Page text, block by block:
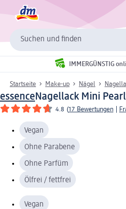
Suchen und finden
IMMERGÜNSTIG
Startseite Make-up Nägel
essenceNagellack Mini
4.8 (17 Bewertungen
Vegan
Ohne Parabene
Ohne Parfüm
Ölfrei / fettfrei
Vegan